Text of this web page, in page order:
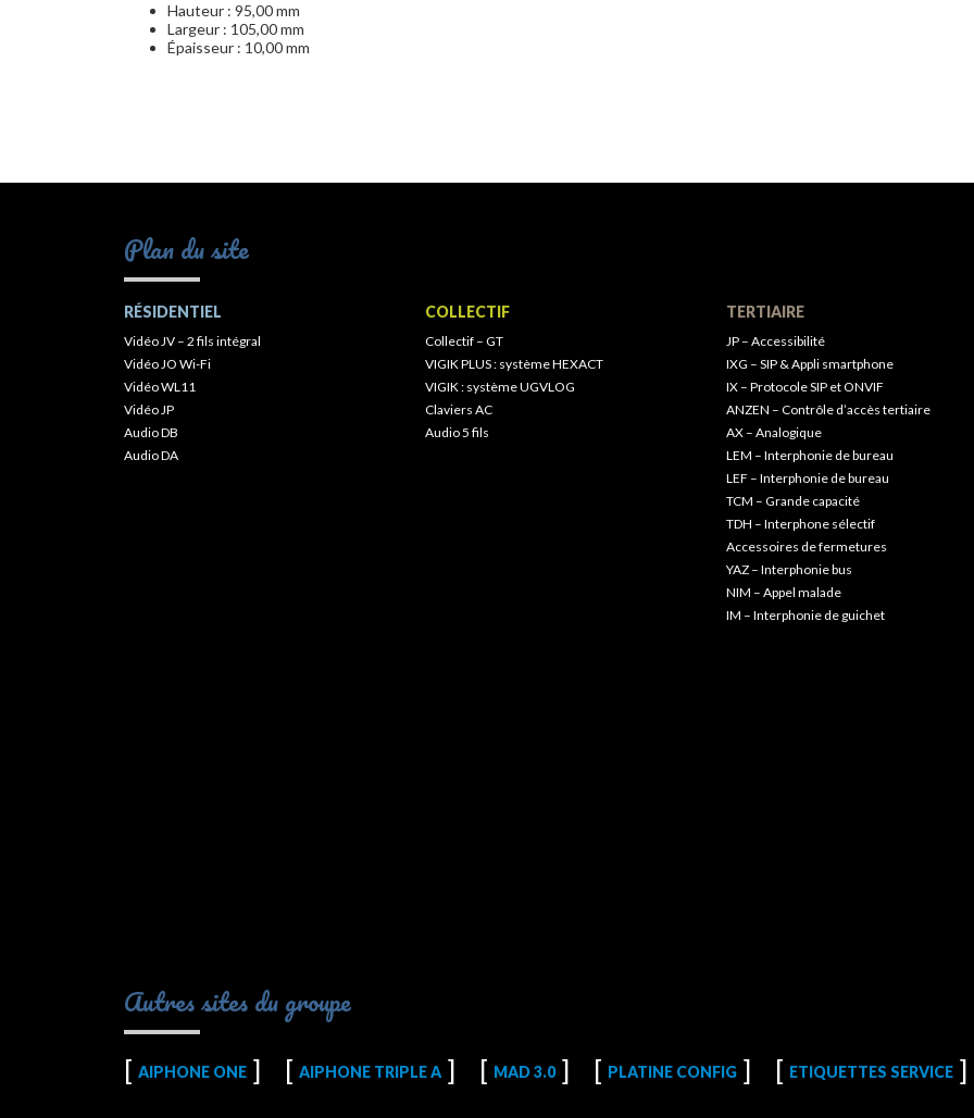
Hauteur : 95,00 mm
Largeur : 105,00 mm
Épaisseur : 10,00 mm
Plan du site
RÉSIDENTIEL
Vidéo JV – 2 fils intégral
Vidéo JO Wi-Fi
Vidéo WL11
Vidéo JP
Audio DB
Audio DA
COLLECTIF
Collectif – GT
VIGIK PLUS : système HEXACT
VIGIK : système UGVLOG
Claviers AC
Audio 5 fils
TERTIAIRE
JP – Accessibilité
IXG – SIP & Appli smartphone
IX – Protocole SIP et ONVIF
ANZEN – Contrôle d’accès tertiaire
AX – Analogique
LEM – Interphonie de bureau
LEF – Interphonie de bureau
TCM – Grande capacité
TDH – Interphone sélectif
Accessoires de fermetures
YAZ – Interphonie bus
NIM – Appel malade
IM – Interphonie de guichet
Autres sites du groupe
AIPHONE ONE AIPHONE TRIPLE A MAD 3.0 PLATINE CONFIG ETIQUETTES SERVICE